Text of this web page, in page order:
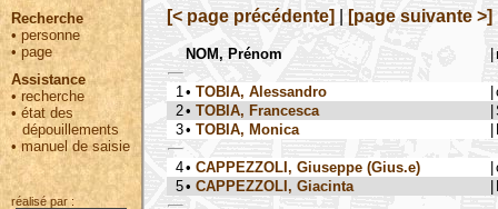
Recherche
• personne
•page
Assistance
• recherche
•état des
dépouillements
•manuel de saisie
réalisé par :
[< page précédente]
[page suivante >]
NOM, Prénom
1 • TOBIA, Alessandro
2• TOBIA, Francesca
3• TOBIA, Monica
4• CAPPEZZOLI, Giuseppe (Gius.e)
5• CAPPEZZOLI, Giacinta